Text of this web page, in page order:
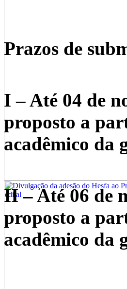
Prazos de
I – Até 04 de
proposto a
acadêmico da
II – Até 06 de
proposto a
acadêmico da